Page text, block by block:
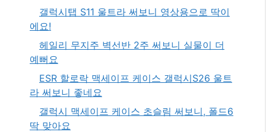
갤럭시탭 S11 울트라 써보니 영상용으로 딱이
에요!
헤일리 무지주 벽선반 2주 써보니 실물이 더
예뻐요
ESR 할로락 맥세이프 케이스 갤럭시S26 울트
라 써보니 좋네요
갤럭시 맥세이프 케이스 초슬림 써보니, 폴드6
딱 맞아요